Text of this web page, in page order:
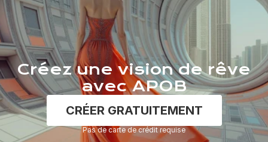
Créez une vision de rêve
avec APOB
CRÉER GRATUITEMENT
Pas de carte de crédit requise